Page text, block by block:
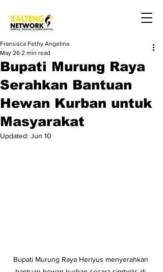
Bupati Murung Raya
Serahkan Bantuan
Hewan Kurban untuk
Masyarakat
Fransisca Fethy Angelina
May 26 2 min read
Updated: Jun 10
Bupati Murung Raya Heriyus menyerahkan